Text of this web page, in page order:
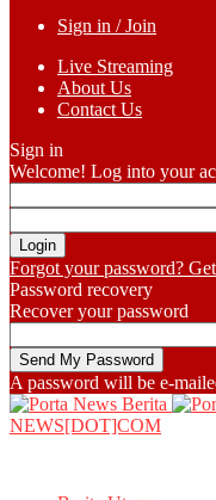
Sign in / Join
Live Streaming
About Us
Contact Us
Sign in
Welcome! Log into your
Forgot your password?
Password recovery
Recover your password
A password will be e-
NEWS[DOT]COM